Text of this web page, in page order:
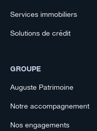
Services immobiliers
Solutions de crédit
GROUPE
Auguste Patrimoine
Notre accompagnement
Nos engagements